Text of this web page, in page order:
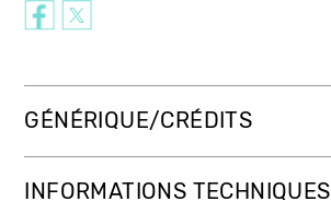
GÉNÉRIQUE/CRÉDITS
INFORMATIONS TECHNIQUES